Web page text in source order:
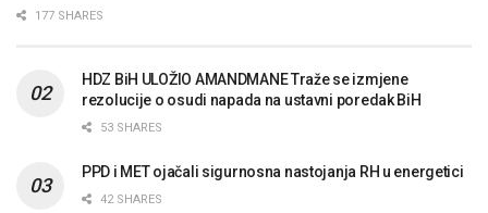
177 SHARES
HDZ BiH ULOŽIO AMANDMANE Traže se izmjene
rezolucije o osudi napada na ustavni poredak BiH
53 SHARES
PPD i MET ojačali sigurnosna nastojanja RH u energetici
42 SHARES